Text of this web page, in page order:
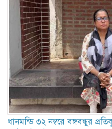
ধানমন্ডি ৩২ নম্বরে বঙ্গবন্ধুর